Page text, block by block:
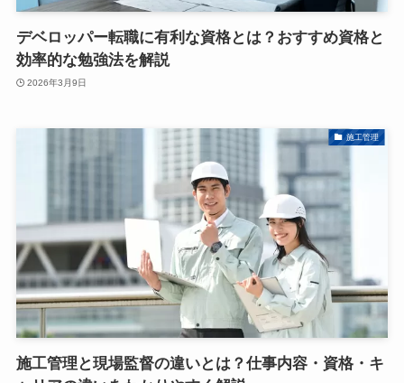
デベロッパー転職に有利な資格とは？おすすめ資格と
効率的な勉強法を解説
2026年3月9日
施工管理
施工管理と現場監督の違いとは？仕事内容・資格・キ